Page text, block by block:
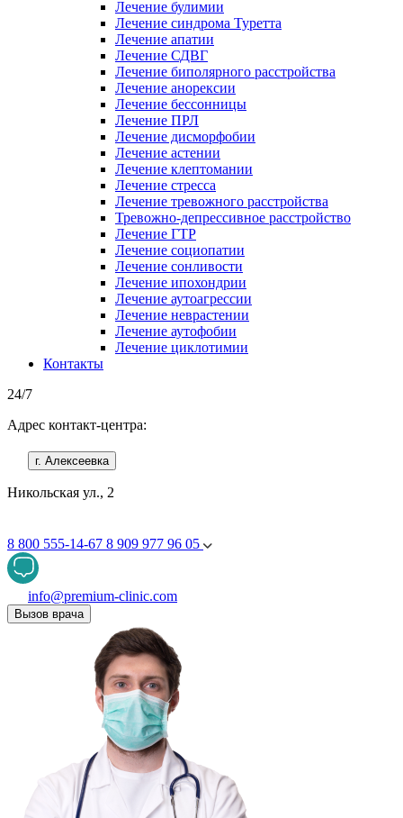
Лечение булимии
Лечение синдрома Туретта
Лечение апатии
Лечение СДВГ
Лечение биполярного расстройства
Лечение анорексии
Лечение бессонницы
Лечение ПРЛ
Лечение дисморфобии
Лечение астении
Лечение клептомании
Лечение стресса
Лечение тревожного расстройства
Тревожно-депрессивное расстройство
Лечение ГТР
Лечение социопатии
Лечение сонливости
Лечение ипохондрии
Лечение аутоагрессии
Лечение неврастении
Лечение аутофобии
Лечение циклотимии
Контакты
24/7
Адрес контакт-центра:
г. Алексеевка
Никольская ул., 2
8 800 555-14-67 8 909 977 96 05
info@premium-clinic.com
Вызов врача